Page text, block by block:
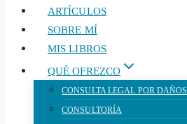
ARTÍCULOS
SOBRE MÍ
MIS LIBROS
QUÉ OFREZCO
CONSULTA LEGAL POR DAÑOS
CONSULTORÍA